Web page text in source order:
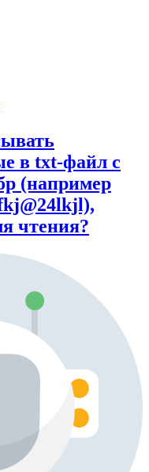
в txt-файл с
(например
чтения?